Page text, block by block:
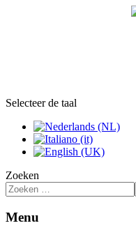
Selecteer de taal
Zoeken
Menu